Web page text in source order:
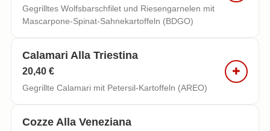
Gegrilltes Wolfsbarschfilet und Riesengarnelen mit
Mascarpone-Spinat-Sahnekartoffeln (BDGO)
Calamari Alla Triestina
20,40 €
Gegrillte Calamari mit Petersil-Kartoffeln (AREO)
Cozze Alla Veneziana